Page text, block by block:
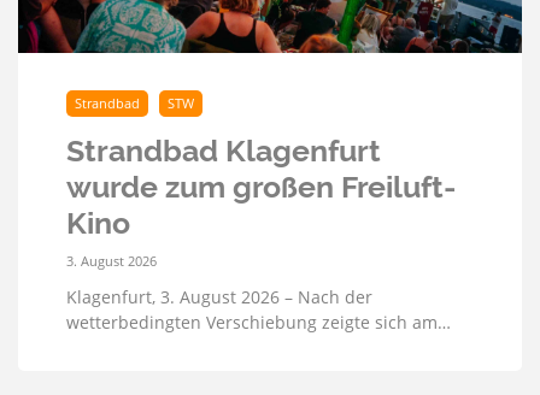
Strandbad STW
Strandbad Klagenfurt
wurde zum großen Freiluft-
Kino
3. August 2026
Klagenfurt, 3. August 2026 – Nach der
wetterbedingten Verschiebung zeigte sich am…